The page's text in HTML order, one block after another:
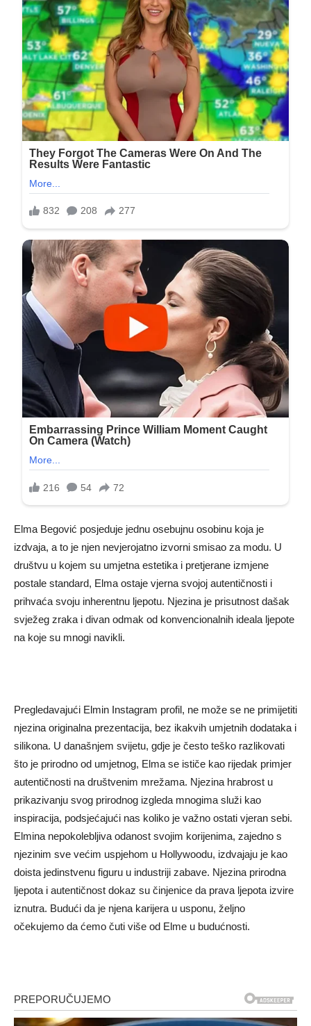
Elma Begović posjeduje jednu osebujnu osobinu koja je
izdvaja, a to je njen nevjerojatno izvorni smisao za modu. U
društvu u kojem su umjetna estetika i pretjerane izmjene
postale standard, Elma ostaje vjerna svojoj autentičnosti i
prihvaća svoju inherentnu ljepotu. Njezina je prisutnost dašak
svježeg zraka i divan odmak od konvencionalnih ideala ljepote
na koje su mnogi navikli.
Pregledavajući Elmin Instagram profil, ne može se ne primijetiti
njezina originalna prezentacija, bez ikakvih umjetnih dodataka i
silikona. U današnjem svijetu, gdje je često teško razlikovati
što je prirodno od umjetnog, Elma se ističe kao rijedak primjer
autentičnosti na društvenim mrežama. Njezina hrabrost u
prikazivanju svog prirodnog izgleda mnogima služi kao
inspiracija, podsjećajući nas koliko je važno ostati vjeran sebi.
Elmina nepokolebljiva odanost svojim korijenima, zajedno s
njezinim sve većim uspjehom u Hollywoodu, izdvajaju je kao
doista jedinstvenu figuru u industriji zabave. Njezina prirodna
ljepota i autentičnost dokaz su činjenice da prava ljepota izvire
iznutra. Budući da je njena karijera u usponu, željno
očekujemo da ćemo čuti više od Elme u budućnosti.